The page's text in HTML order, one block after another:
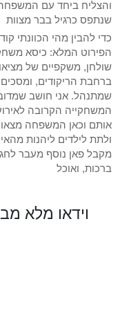
והצליח ביחד עם
שנתפס כרגיל בבר מצוות
כדי להבין מהי הכוונתי
הפירוט המלא: כיסא
שולחן, משקפיים של
ברחבת הריקודים,
שמתנהל. אני חושב
המשחקייה הקרובה
אותם וכאן המשפחה
ולתת לילדים ליהנות
מקבל פאן נוסף מעבר
ברכות, ואוכל
וידאו מלא